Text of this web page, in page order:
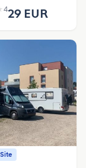
429 EUR